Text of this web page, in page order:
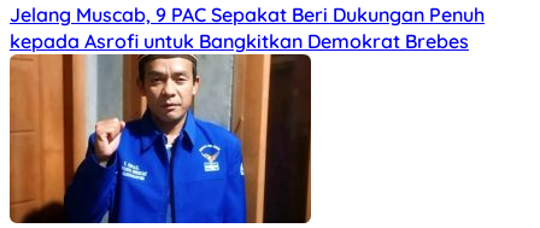
Jelang Muscab, 9 PAC Sepakat Beri Dukungan Penuh
kepada Asrofi untuk Bangkitkan Demokrat Brebes